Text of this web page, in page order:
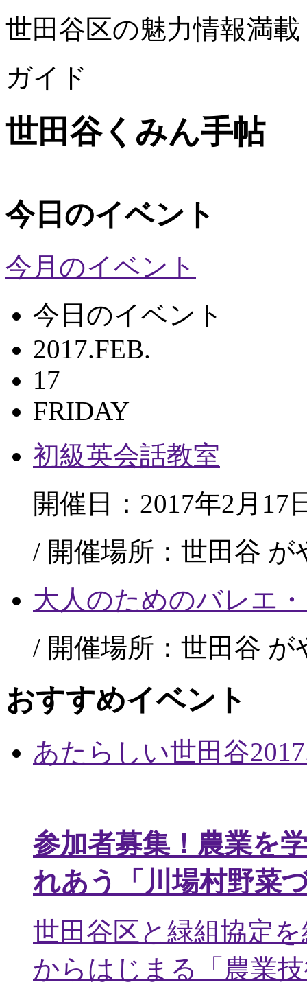
世田谷区の魅力情報満載
ガイド
世田谷くみん手帖
今日のイベント
今月のイベント
今日のイベント
2017.FEB.
17
FRIDAY
初級英会話教室
開催日：2017年2月17
/ 開催場所：世田谷
大人のためのバレエ
/ 開催場所：世田谷
おすすめイベント
あたらしい世田谷
参加者募集！農業を
れあう「川場村野菜
世田谷区と緑組協定
からはじまる「農業